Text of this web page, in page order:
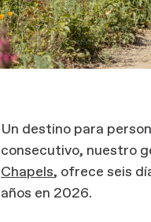
Un destino para
consecutivo, nuestro
Chapels, ofrece seis
años en 2026.